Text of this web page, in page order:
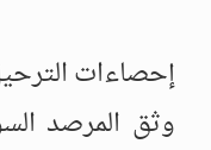
إحصاءات
وثق المرصد